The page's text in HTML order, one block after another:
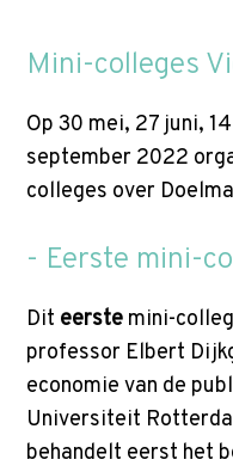
Mini-colleges
Op 30 mei, 27 juni,
september 2022
colleges over
- Eerste mini-
Dit eerste mini-
professor Elbert
economie van de
Universiteit
behandelt eerst het